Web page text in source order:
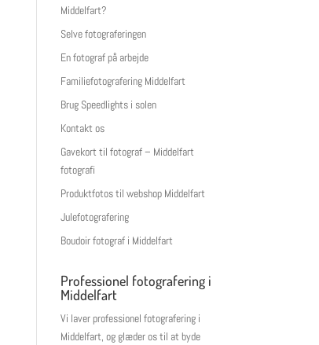
Middelfart?
Selve fotograferingen
En fotograf på arbejde
Familiefotografering Middelfart
Brug Speedlights i solen
Kontakt os
Gavekort til fotograf – Middelfart
fotografi
Produktfotos til webshop Middelfart
Julefotografering
Boudoir fotograf i Middelfart
Professionel fotografering i
Middelfart
Vi laver professionel fotografering i
Middelfart, og glæder os til at byde